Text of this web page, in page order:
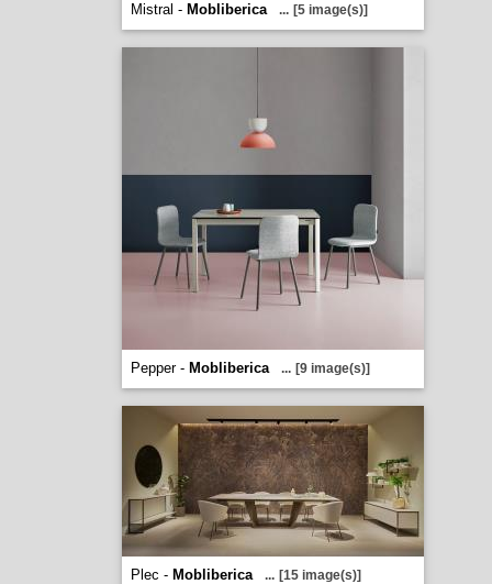
Mistral - Mobliberica ... [5 image(s)]
Pepper - Mobliberica ... [9 image(s)]
Plec - Mobliberica ... [15 image(s)]